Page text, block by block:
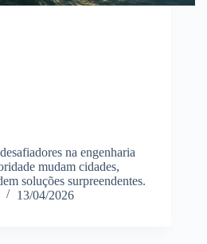
na engenharia
mudam cidades,
soluções surpreendentes.
13/04/2026